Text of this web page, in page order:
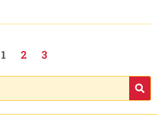
1 2 3